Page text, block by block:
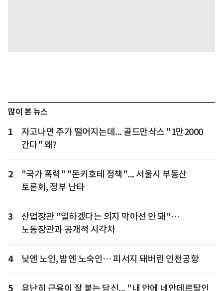
많이 본 뉴스
1
자고나면 주가 떨어지는데... 골드만삭스 "1만2000
간다" 왜?
2
"국가 폭력" "돈키호테 정책"... 서울시 부동산
토론회, 정부 난타
3
산업장관 "일하겠다는 의지 막아선 안 돼"…
노동장관과 공개적 시각차
4 낮엔 노인, 밤엔 노숙인… 피서지 돼버린 인천공항
5
유난히 근육이 잘 붙는 당신... "내 안에 네안데르탈인